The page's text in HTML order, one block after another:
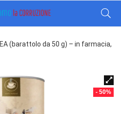
(barattolo da 50 g) – in farmacia,
- 50%